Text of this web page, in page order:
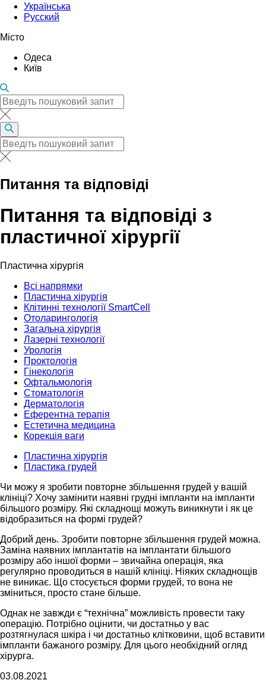
Українська
Русский
Місто
Одеса
Київ
Питання та відповіді
Питання та відповіді з
пластичної хірургії
Пластична хірургія
Всі напрямки
Пластична хірургія
Клітинні технології SmartCell
Отоларингологія
Загальна хірургія
Лазернi технологіï
Урологія
Проктологія
Гінекологія
Офтальмологія
Стоматологія
Дерматологія
Еферентна терапія
Естетична медицина
Корекція ваги
Пластична хірургія
Пластика грудей
Чи можу я зробити повторне збільшення грудей у ​​вашій
клініці? Хочу замінити наявні грудні імпланти на імпланти
більшого розміру. Які складнощі можуть виникнути і як це
відобразиться на формі грудей?
Добрий день. Зробити повторне збільшення грудей можна.
Заміна наявних імплантатів на імплантати більшого
розміру або іншої форми – звичайна операція, яка
регулярно проводиться в нашій клініці. Ніяких складнощів
не виникає. Що стосується форми грудей, то вона не
зміниться, просто стане більше.
Однак не завжди є “технічна” можливість провести таку
операцію. Потрібно оцінити, чи достатньо у вас
розтягнулася шкіра і чи достатньо клітковини, щоб вставити
імпланти бажаного розміру. Для цього необхідний огляд
хірурга.
03.08.2021